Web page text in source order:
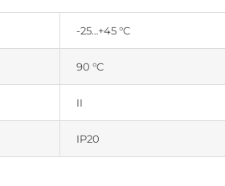
-25…+45 °C
90 °C
II
IP20